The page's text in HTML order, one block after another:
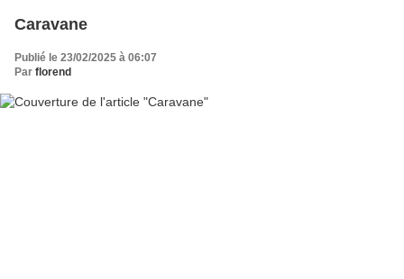
Caravane
Publié le 23/02/2025 à 06:07
Par florend